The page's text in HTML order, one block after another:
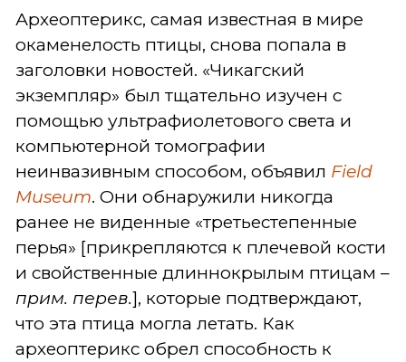
Археоптерикс, самая известная в мире
окаменелость птицы, снова попала в
заголовки новостей. «Чикагский
экземпляр» был тщательно изучен с
помощью ультрафиолетового света и
компьютерной томографии
неинвазивным способом, объявил Field
Museum. Они обнаружили никогда
ранее не виденные «третьестепенные
перья» [прикрепляются к плечевой кости
и свойственные длиннокрылым птицам –
прим. перев.], которые подтверждают,
что эта птица могла летать. Как
археоптерикс обрел способность к